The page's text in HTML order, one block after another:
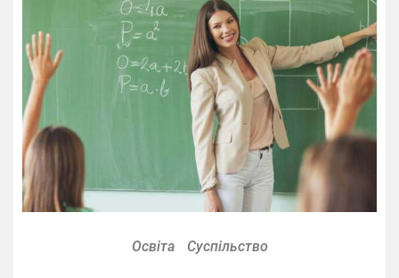
Освіта Суспільство